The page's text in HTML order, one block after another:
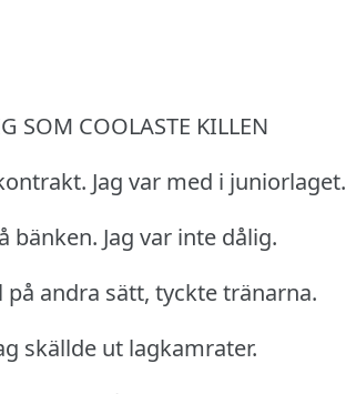
SOM COOLASTE KILLEN
Jag var med i juniorlaget.
bänken. Jag var inte dålig.
på andra sätt, tyckte tränarna.
skällde ut lagkamrater.